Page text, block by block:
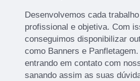
Desenvolvemos cada
profissional e objetiva. Com
conseguimos disponibilizar
como Banners e
entrando em contato com
sanando assim as suas